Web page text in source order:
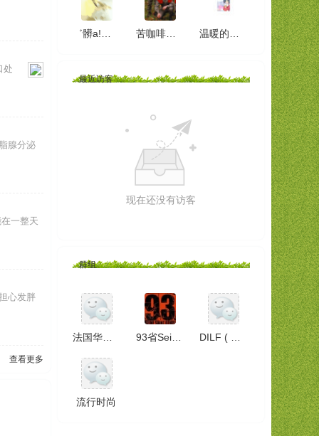
处
腺分泌
一整天
心发胖
查看更多
苦咖啡酒吧
最近访客
现在还没有访客
群组
法国华人青年协会 93省Seine St Denis
流行时尚